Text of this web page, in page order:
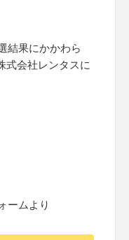
結果にかかわら
式会社レンタスに
ームより